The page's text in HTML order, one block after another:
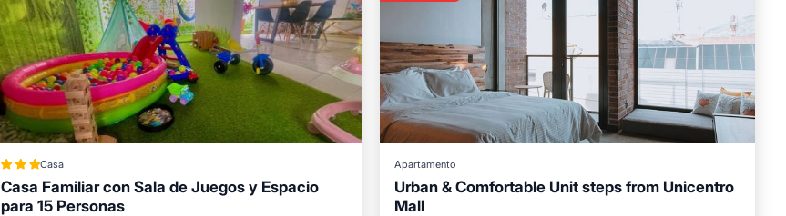
Casa
Casa Familiar con Sala de Juegos y Espacio
para 15 Personas
Apartamento
Urban & Comfortable Unit steps from Unicentro
Mall